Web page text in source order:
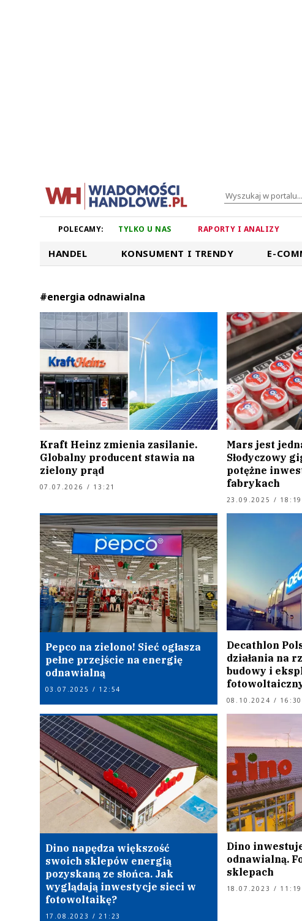
POLECAMY: TYLKO U NAS RAPORTY I ANALIZY
HANDEL KONSUMENT I TRENDY E-
#energia odnawialna
Kraft Heinz zmienia zasilanie.
Globalny producent stawia na
zielony prąd
07.07.2026 / 13:21
Mars jest
Słodyczowy
potężne
fabrykach
23.09.2025 / 18:19
Pepco na zielono! Sieć ogłasza
pełne przejście na energię
odnawialną
03.07.2025 / 12:54
Decathlon
działania na
budowy i
08.10.2024 / 16:30
Dino napędza większość
swoich sklepów energią
pozyskaną ze słońca. Jak
wyglądają inwestycje sieci w
fotowoltaikę?
17.08.2023 / 21:23
Dino
odnawialną.
sklepach
18.07.2023 / 11:19